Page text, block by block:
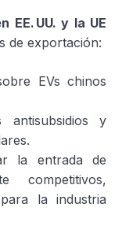
EE. UU. y la UE
de exportación:
EVs chinos
antisubsidios y
la entrada de
competitivos,
la industria